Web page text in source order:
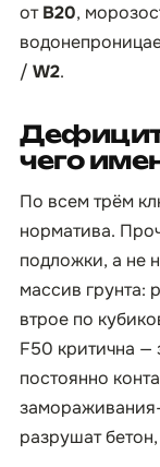
отB20,
/ W2.
Дефицит
чего
По всем трём
норматива.
подложки, а не
массив грунта:
втрое по
F50 критична —
постоянно
разрушат бетон,